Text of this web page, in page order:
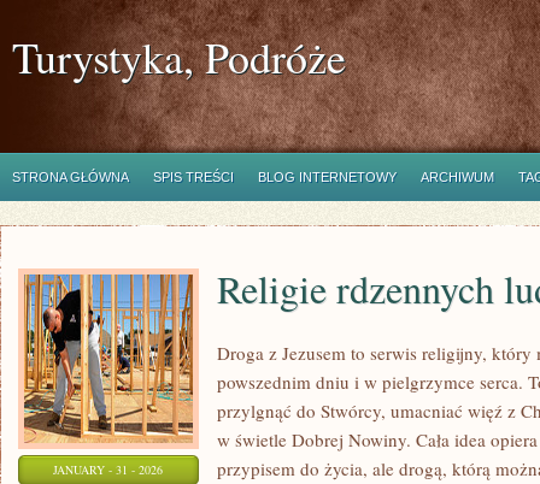
Turystyka, Podróże
STRONA GŁÓWNA SPIS TREŚCI BLOG INTERNETOWY ARCHIWUM
JANUARY - 31 - 2026
Religie rdzennych
Droga z Jezusem to serwis religijny,
powszednim dniu i w pielgrzymce serca.
przylgnąć do Stwórcy, umacniać więź z
w świetle Dobrej Nowiny. Cała idea
przypisem do życia, ale drogą, którą